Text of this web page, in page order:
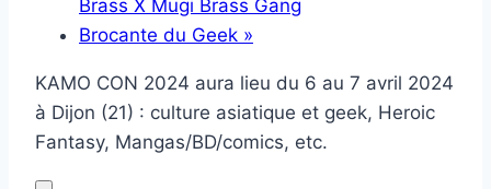
Brass X Mugi Brass Gang
Brocante du Geek »
KAMO CON 2024 aura lieu du 6 au 7 avril 2024
à Dijon (21) : culture asiatique et geek, Heroic
Fantasy, Mangas/BD/comics, etc.